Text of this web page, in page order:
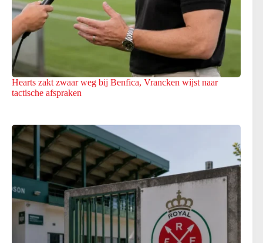
Hearts zakt zwaar weg bij Benfica, Vrancken wijst naar
tactische afspraken